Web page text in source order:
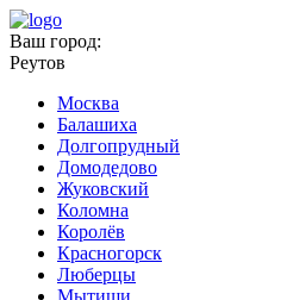
Ваш город:
Реутов
Москва
Балашиха
Долгопрудный
Домодедово
Жуковский
Коломна
Королёв
Красногорск
Люберцы
Мытищи